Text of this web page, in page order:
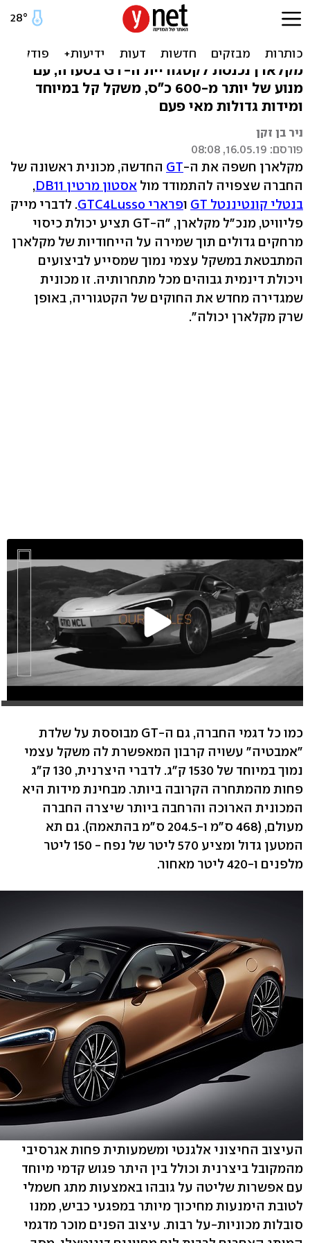
מקלארן מציגה GT - אצנית
על למרחקים ארוכים
מקלארן נכנסת לקטגוריית ה-GT בסערה, עם
מנוע של יותר מ-600 כ"ס, משקל קל במיוחד
ומידות גדולות מאי פעם
ניר בן זקן
פורסם: 16.05.19, 08:08
מקלארן חשפה את ה-GT החדשה, מכונית ראשונה של
החברה שצפויה להתמודד מול אסטון מרטין DB11
,
בנטלי קונטיננטל GT
ופרארי GTC4Lusso
. לדברי מייק
פליוויט, מנכ"ל מקלארן, "ה-GT תציע יכולת כיסוי
מרחקים גדולים תוך שמירה על הייחודיות של מקלארן
המתבטאת במשקל עצמי נמוך שמסייע לביצועים
ויכולת דינמית גבוהים מכל מתחרותיה. זו מכונית
שמגדירה מחדש את החוקים של הקטגוריה, באופן
שרק מקלארן יכולה".
כמו כל דגמי החברה, גם ה-GT מבוססת על שלדת
"אמבטיה" עשויה קרבון המאפשרת לה משקל עצמי
נמוך במיוחד של 1530 ק"ג. לדברי היצרנית, 130 ק"ג
פחות מהמתחרה הקרובה ביותר. מבחינת מידות היא
המכונית הארוכה והרחבה ביותר שיצרה החברה
מעולם, (468 ס"מ ו-204.5 ס"מ בהתאמה). גם תא
המטען גדול ומציע 570 ליטר של נפח - 150 ליטר
מלפנים ו-420 ליטר מאחור.
העיצוב החיצוני אלגנטי ומשמעותית פחות אגרסיבי
מהמקובל ביצרנית וכולל בין היתר פגוש קדמי מיוחד
עם אפשרות שליטה על גובהו באמצעות מתג חשמלי
לטובת הימנעות מחיכוך מיותר במפגעי כביש, ממנו
סובלות מכוניות-על רבות. עיצוב הפנים מוכר מדגמי